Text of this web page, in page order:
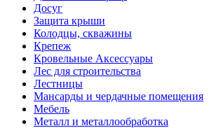
Досуг
Защита крыши
Колодцы, скважины
Крепеж
Кровельные Аксессуары
Лес для строительства
Лестницы
Мансарды и чердачные помещения
Мебель
Металл и металлообработка